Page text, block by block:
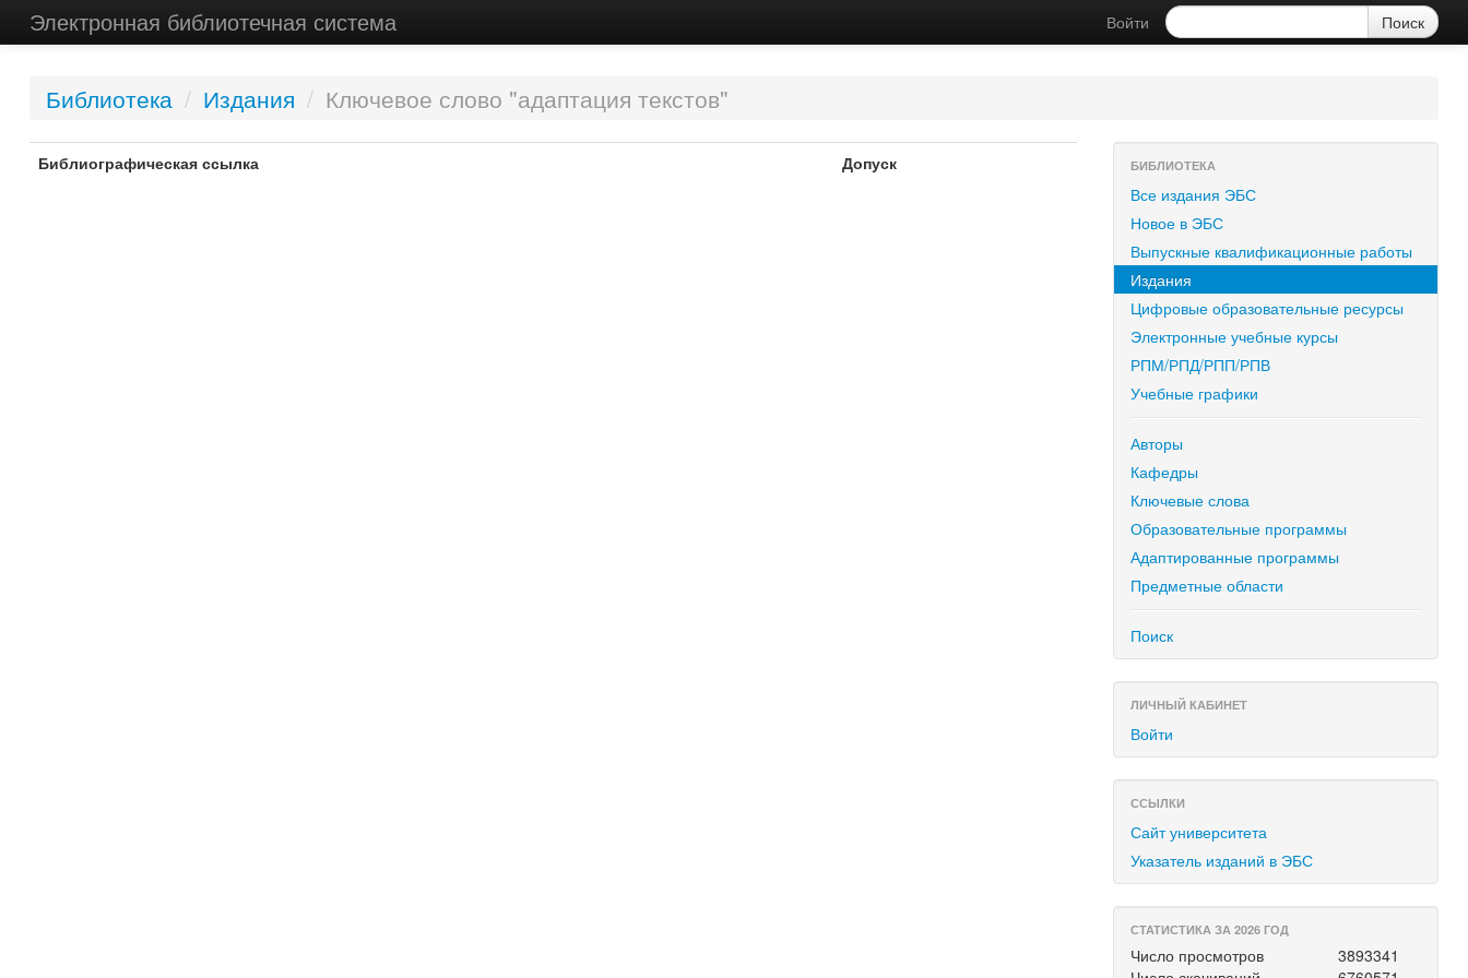
Электронная библиотечная система Войти
Библиотека / Издания / Ключевое слово "адаптация текстов"
Библиографическая ссылка Допуск БИБЛИОТЕКА
Все издания ЭБС
Новое в ЭБС
Выпускные квалификационные работы
Издания
Цифровые образовательные ресурсы
Электронные учебные курсы
РПМ/РПД/РПП/РПВ
Учебные графики
Авторы
Кафедры
Ключевые слова
Образовательные программы
Адаптированные программы
Предметные области
Поиск
ЛИЧНЫЙ КАБИНЕТ
Войти
ССЫЛКИ
Сайт университета
Указатель изданий в ЭБС
СТАТИСТИКА ЗА 2026 ГОД
Число просмотров
3893341